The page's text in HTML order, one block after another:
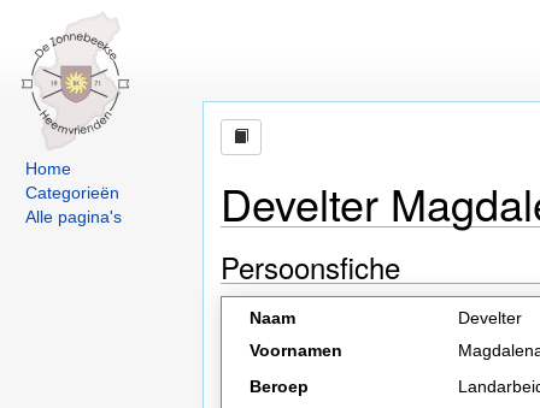
Home
Categorieën
Alle pagina's
Develter
Persoonsfiche
Naam
Develter
Voornamen
Beroep